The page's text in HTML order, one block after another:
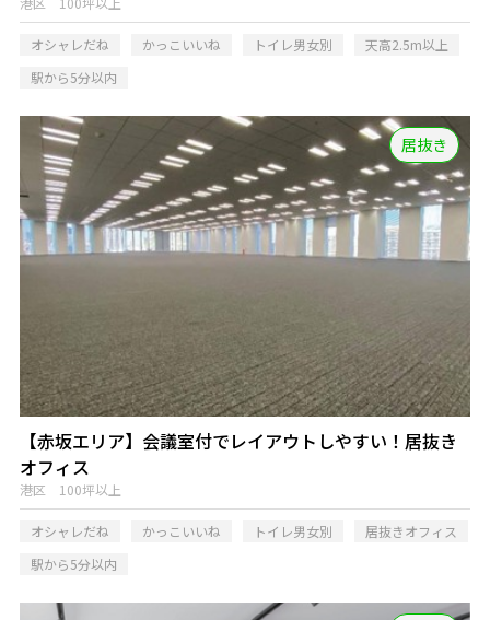
オシャレだね かっこいいね トイレ男女別
天高2.5m以上
駅から5分以内
居抜き
【赤坂エリア】会議室付でレイアウトしやすい！居抜き
オフィス
港区 100坪以上
オシャレだね かっこいいね トイレ男女別
居抜きオフィス
駅から5分以内